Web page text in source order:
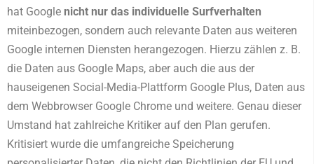
hat Google nicht nur das individuelle Surfverhalten
miteinbezogen, sondern auch relevante Daten aus weiteren
Google internen Diensten herangezogen. Hierzu zählen z. B.
die Daten aus Google Maps, aber auch die aus der
hauseigenen Social-Media-Plattform Google Plus, Daten aus
dem Webbrowser Google Chrome und weitere. Genau dieser
Umstand hat zahlreiche Kritiker auf den Plan gerufen.
Kritisiert wurde die umfangreiche Speicherung